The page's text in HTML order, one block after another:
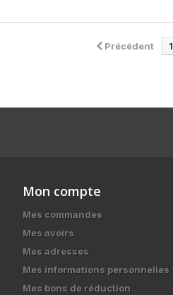
Précédent 1
Mon compte
Mes commandes
Mes avoirs
Mes adresses
Mes informations personnelles
Mes bons de réduction